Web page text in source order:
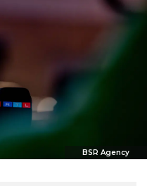
BSR Agency